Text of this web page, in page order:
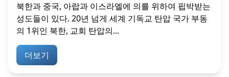
북한과 중국, 아랍과 이스라엘에 의를 위하여 핍박받는
성도들이 있다. 20년 넘게 세계 기독교 탄압 국가 부동
의 1위인 북한, 교회 탄압의...
더보기